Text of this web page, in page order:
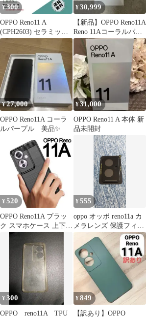
¥300
OPPO Reno11 A
(CPH2603) セラミック
フィルムb
¥30,999
【新品】OPPO Reno11A
Reno 11Aコーラルパー
プル 本体
¥27,000
OPPO Reno11A コーラ
ルパープル 美品✨
¥31,000
OPPO Reno11 A 本体 新
品未開封
¥ 520
OPPO Reno11A ブラッ
ク スマホケース 上下炭
¥555
oppo オッポ reno11a カ
メラレンズ 保護フィル
ム 保護カバー
¥300
OPPO reno11A TPU
¥849
【訳あり】OPPO